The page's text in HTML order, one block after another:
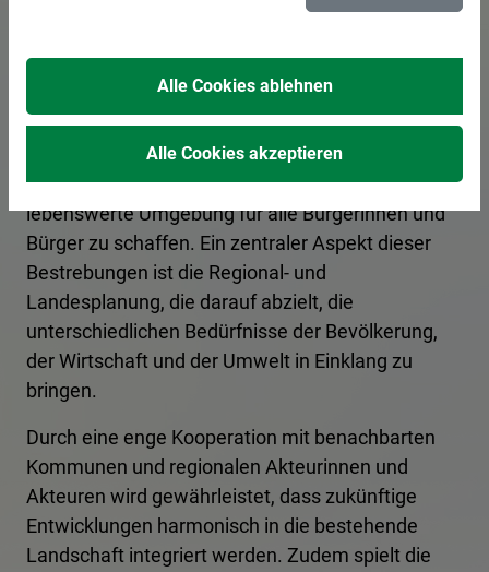
Stadtentwicklung
Die Stadt Herten hat sich in den vergangenen
Jahren intensiv mit gesamtstädtischen Konzepten
auseinandergesetzt, um eine nachhaltige und
lebenswerte Umgebung für alle Bürgerinnen und
Bürger zu schaffen. Ein zentraler Aspekt dieser
Bestrebungen ist die Regional- und
Landesplanung, die darauf abzielt, die
unterschiedlichen Bedürfnisse der Bevölkerung,
der Wirtschaft und der Umwelt in Einklang zu
bringen.
Durch eine enge Kooperation mit benachbarten
Kommunen und regionalen Akteurinnen und
Akteuren wird gewährleistet, dass zukünftige
Entwicklungen harmonisch in die bestehende
Landschaft integriert werden. Zudem spielt die
Alle Cookies ablehnen
Alle Cookies akzeptieren